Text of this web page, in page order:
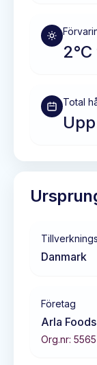
Total
Danmark
Företag
Arla
Org.nr: